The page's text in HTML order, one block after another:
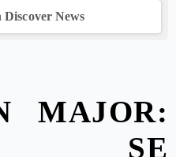
Discover News
MAJOR:
SE